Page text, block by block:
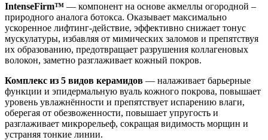
IntenseFirm™ — компонент на основе акмеллы огородной –
природного аналога ботокса. Оказывает максимально
ускоренное лифтинг-действие, эффективно снижает тонус
мускулатуры, избавляя от мимических заломов и препятствуя
их образованию, предотвращает разрушения коллагеновых
волокон, заметно разглаживает кожный покров.
Комплекс из 5 видов керамидов — налаживает барьерные
функции и эпидермальную вуаль кожного покрова, повышает
уровень увлажнённости и препятствует испарению влаги,
оберегая от обезвоженности, повышает упругость и
разглаживает микрорельеф, сокращая видимость морщин и
устраняя тонкие линии.